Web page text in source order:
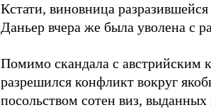
Кстати, виновница
Даньер вчера же была уволена с
Помимо скандала с австрийским
разрешился конфликт вокруг
посольством сотен виз,